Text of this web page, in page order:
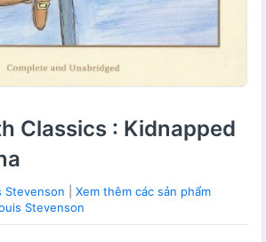
Classics : Kidnapped
Stevenson
Xem thêm các sản phẩm
Stevenson